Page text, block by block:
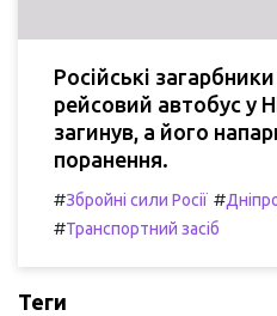
Російські
рейсовий автобус у
загинув, а його
поранення.
#Збройні сили Росії #
#Транспортний засіб
Теги